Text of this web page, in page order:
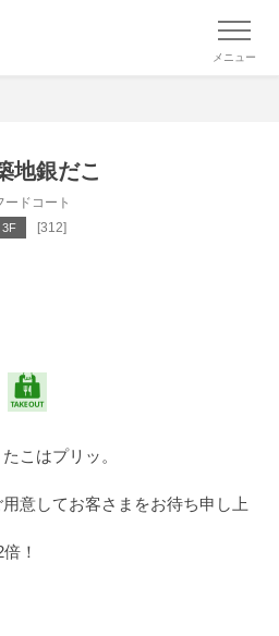
メニュー
地銀だこ
ードコート
3F [312]
こはプリッ。
意してお客さまをお待ち申し上
！